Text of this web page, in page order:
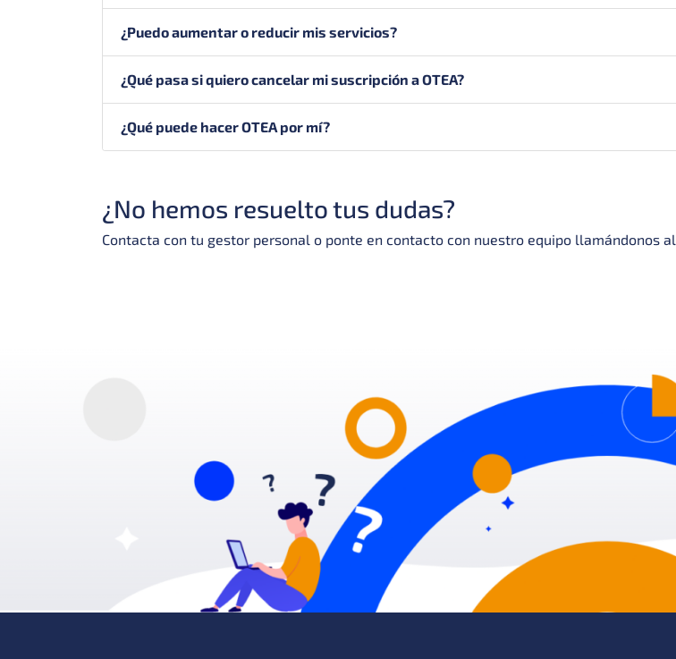
¿Puedo aumentar o reducir mis servicios?
¿Qué pasa si quiero cancelar mi suscripción a OTEA?
¿Qué puede hacer OTEA por mí?
¿No hemos resuelto tus dudas?
Contacta con tu gestor personal o ponte en contacto con nuestro equipo llamándonos al